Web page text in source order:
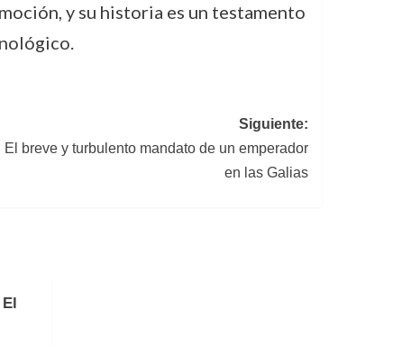
y su historia es un testamento
Siguiente:
breve y turbulento mandato de un emperador
en las Galias